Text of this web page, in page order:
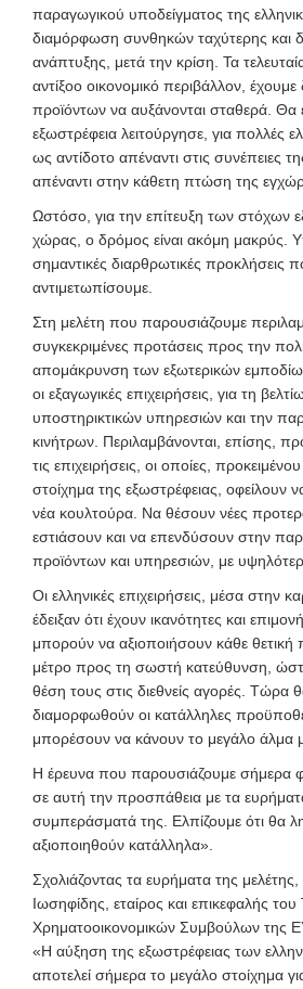
παραγωγικού υποδείγματος της
διαμόρφωση συνθηκών ταχύτερης και
ανάπτυξης, μετά την κρίση. Τα
αντίξοο οικονομικό περιβάλλον, έχουμε
προϊόντων να αυξάνονται σταθερά. Θα
εξωστρέφεια λειτούργησε, για πολλές
ως αντίδοτο απέναντι στις συνέπειες
απέναντι στην κάθετη πτώση της
Ωστόσο, για την επίτευξη των στόχων
χώρας, ο δρόμος είναι ακόμη μακρύς.
σημαντικές διαρθρωτικές προκλήσεις
αντιμετωπίσουμε.
Στη μελέτη που παρουσιάζουμε
συγκεκριμένες προτάσεις προς την
απομάκρυνση των εξωτερικών
οι εξαγωγικές επιχειρήσεις, για τη
υποστηρικτικών υπηρεσιών και την
κινήτρων. Περιλαμβάνονται, επίσης,
τις επιχειρήσεις, οι οποίες,
στοίχημα της εξωστρέφειας, οφείλουν
νέα κουλτούρα. Να θέσουν νέες
εστιάσουν και να επενδύσουν στην
προϊόντων και υπηρεσιών, με
Οι ελληνικές επιχειρήσεις, μέσα στην
έδειξαν ότι έχουν ικανότητες και
μπορούν να αξιοποιήσουν κάθε
μέτρο προς τη σωστή κατεύθυνση,
θέση τους στις διεθνείς αγορές. Τώρα
διαμορφωθούν οι κατάλληλες
μπορέσουν να κάνουν το μεγάλο άλμα
Η έρευνα που παρουσιάζουμε σήμερα
σε αυτή την προσπάθεια με τα
συμπεράσματά της. Ελπίζουμε ότι θα
αξιοποιηθούν κατάλληλα».
Σχολιάζοντας τα ευρήματα της
Ιωσηφίδης, εταίρος και επικεφαλής
Χρηματοοικονομικών Συμβούλων της
«Η αύξηση της εξωστρέφειας των
αποτελεί σήμερα το μεγάλο στοίχημα